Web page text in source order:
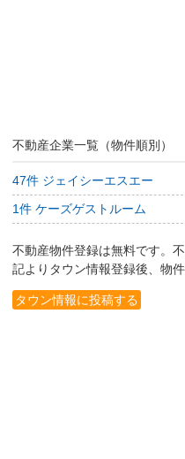
不動産企業一覧（物件順別）
47件 ジェイシーエスエー
1件 ケーズゲストルーム
不動産物件登録は無料です。
記よりタウン情報登録後、物件
タウン情報に投稿する